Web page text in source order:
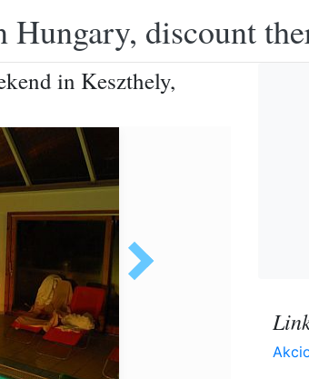
discount
in Keszthely,